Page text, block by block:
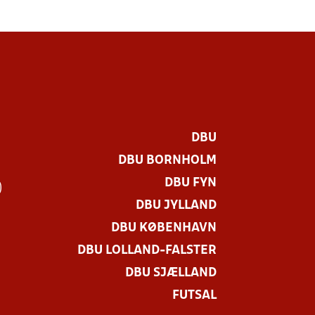
DBU
DBU BORNHOLM
DBU FYN
DBU JYLLAND
DBU KØBENHAVN
DBU LOLLAND-FALSTER
DBU SJÆLLAND
FUTSAL